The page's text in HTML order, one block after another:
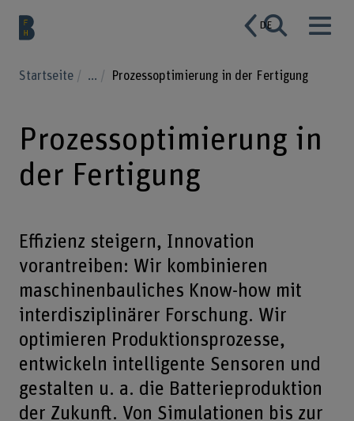
DE
Startseite ... Prozessoptimierung in der Fertigung
Prozessoptimierung in
der Fertigung
Effizienz steigern, Innovation
vorantreiben: Wir kombinieren
maschinenbauliches Know-how mit
interdisziplinärer Forschung. Wir
optimieren Produktionsprozesse,
entwickeln intelligente Sensoren und
gestalten u. a. die Batterieproduktion
der Zukunft. Von Simulationen bis zur